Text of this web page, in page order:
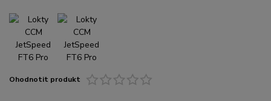
Ohodnotit produkt